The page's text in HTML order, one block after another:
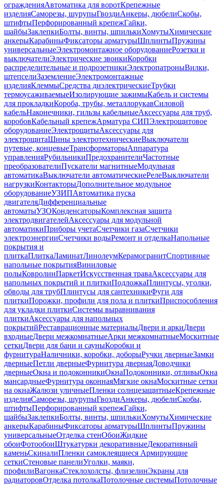
огражденияАвтоматика для воротКрепежные
изделияСаморезы, шурупыГвоздиАнкеры, дюбелиСкобы,
штифтыПерфорированный крепежГайки,
шайбыЗаклепкиБолты, винты, шпилькиХомутыХимические
анкерыКарабиныФиксаторы арматурыШплинтыПружины
универсальныеЭлектромонтажное оборудованиеРозетки и
выключателиЭлектрические звонкиКоробки
распределительные и подрозетникиЭлектропатроныВилки,
штепселиЗаземлениеЭлектромонтажные
изделияКлеммыСредства диэлектрическиеТрубки
термоусаживаемыеИзолирующие зажимыКабель и системы
для прокладкиКороба, трубы, металлорукавСиловой
кабельНаконечники, гильзы кабельныеАксессуары для труб,
коробовКабельный крепежАрматура СИПЭлектрощитовое
оборудованиеЭлектрощитыАксессуары для
электрощитаШины электротехническиеВыключатели
путевые, концевыеТрансформаторыАппаратура
управленияРубильникиПредохранителиЧастотные
преобразователиПускатели магнитныеМодульная
автоматикаВыключатели автоматическиеРелеВыключатели
нагрузкиКонтакторыДополнительное модульное
оборудованиеУЗИПАвтоматика пуска
двигателяДифференциальные
автоматыУЗОКонденсаторыКомплексная защита
электродвигателейАксессуары для модульной
автоматикиПриборы учетаСчетчики газаСчетчики
электроэнергииСчетчики водыРемонт и отделкаНапольные
покрытия и
плиткаПлиткаЛаминатЛинолеумКерамогранитСпортивные
напольные покрытияВиниловые
полыКовролинПаркетИскусственная траваАксессуары для
напольных покрытий и плиткиПодложкаПлинтусы, уголки,
обводы для трубПлинтусы для сантехникиФуги для
плиткиПорожки, профили для пола и плиткиПриспособления
для укладки плиткиСистемы выравнивания
плиткиАксессуары для напольных
покрытийРеставрационные материалыДвери и аркиДвери
входныеДвери межкомнатныеАрки межкомнатныеМоскитные
сеткиДвери для бани и сауныКоробки и
фурнитураНаличники, коробки, доборыРучки дверныеЗамки
дверныеПетли дверныеФурнитура двернаяДоводчики
дверныеОкна и подоконникиОкнаПодоконники, отливыОкна
мансардныеФурнитура оконнаяМягкие окнаМоскитные сетки
на окнаЖалюзи уличныеПленки солнцезащитныеКрепежные
изделияСаморезы, шурупыГвоздиАнкеры, дюбелиСкобы,
штифтыПерфорированный крепежГайки,
шайбыЗаклепкиБолты, винты, шпилькиХомутыХимические
анкерыКарабиныФиксаторы арматурыШплинтыПружины
универсальныеОтделка стенОбоиЖидкие
обоиФотообоиШтукатурки декоративныеДекоративный
каменьСкиналиПленки самоклеящиеся Армирующие
сеткиСтеновые панелиУголки, маяки,
профилиВагонкаСтеклохолсты, флизелинЭкраны для
радиаторовОтделка потолкаПотолочные системыПотолочные